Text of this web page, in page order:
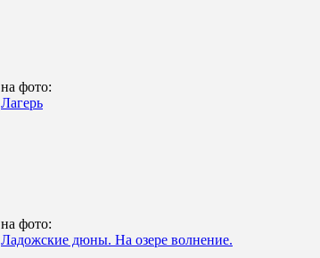
на фото:
Лагерь
на фото:
Ладожские дюны. На озере волнение.